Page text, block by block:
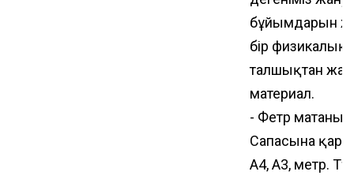
бұйымдарын
бір физикалық
талшықтан
материал.
- Фетр матаның
Сапасына
А4, А3, метр.